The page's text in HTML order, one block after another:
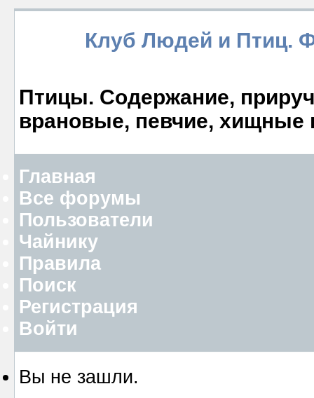
Клуб Людей и Птиц.
Птицы. Содержание,
врановые, певчие, хищные
Главная
Все форумы
Пользователи
Чайнику
Правила
Поиск
Регистрация
Войти
Вы не зашли.